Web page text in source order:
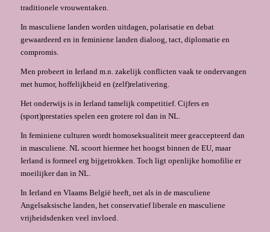
traditionele vrouwentaken.
In masculiene landen worden uitdagen, polarisatie en debat
gewaardeerd en in feminiene landen dialoog, tact, diplomatie en
compromis.
Men probeert in Ierland m.n. zakelijk conflicten vaak te ondervangen
met humor, hoffelijkheid en (zelf)relativering.
Het onderwijs is in Ierland tamelijk competitief. Cijfers en
(sport)prestaties spelen een grotere rol dan in NL.
In feminiene culturen wordt homoseksualiteit meer geaccepteerd dan
in masculiene. NL scoort hiermee het hoogst binnen de EU, maar
Ierland is formeel erg bijgetrokken. Toch ligt openlijke homofilie er
moeilijker dan in NL.
In Ierland en Vlaams België heeft, net als in de masculiene
Angelsaksische landen, het conservatief liberale en masculiene
vrijheidsdenken veel invloed.